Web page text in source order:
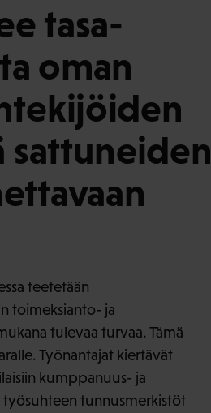
tasa-
oman
sattuneiden
teetetään
toimeksianto- ja
tulevaa turvaa. Tämä
Työnantajat kiertävät
kumppanuus- ja
työsuhteen tunnusmerkistöt